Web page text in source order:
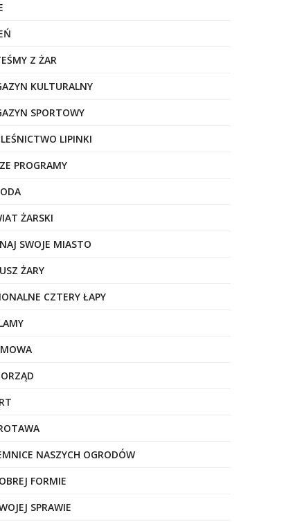
Z ŻAR
KULTURALNY
SPORTOWY
LIPINKI
PROGRAMY
ŻARSKI
SWOJE MIASTO
ŻARY
CZTERY ŁAPY
NASZYCH OGRODÓW
FORMIE
SPRAWIE